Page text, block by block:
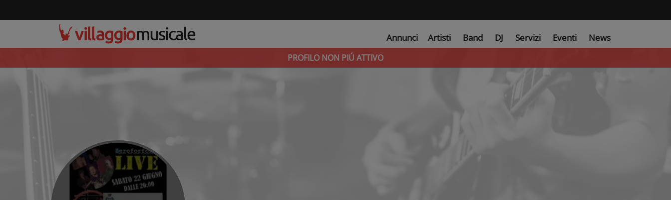
Annunci Artisti Band DJ Servizi Eventi News
PROFILO NON PIÚ ATTIVO